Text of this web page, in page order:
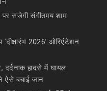
सजेगी संगीतमय शाम
‘दीक्षारंभ 2026’ ओरिएंटेशन
दर्दनाक हादसे में घायल
ऐसे बचाई जान